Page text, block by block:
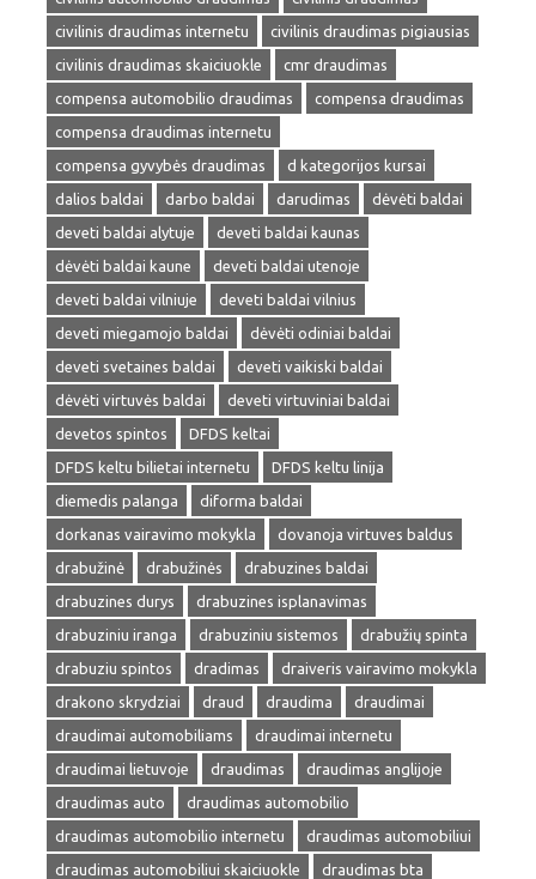
civilinis draudimas internetu
civilinis draudimas pigiausias
civilinis draudimas skaiciuokle
cmr draudimas
compensa automobilio draudimas
compensa draudimas
compensa draudimas internetu
compensa gyvybės draudimas
d kategorijos kursai
dalios baldai
darbo baldai darudimas
dėvėti baldai
deveti baldai alytuje
deveti baldai kaunas
dėvėti baldai kaune
deveti baldai utenoje
deveti baldai vilniuje
deveti baldai vilnius
deveti miegamojo baldai
dėvėti odiniai baldai
deveti svetaines baldai
deveti vaikiski baldai
dėvėti virtuvės baldai
deveti virtuviniai baldai
devetos spintos
DFDS keltai
DFDS keltu bilietai internetu
DFDS keltu linija
diemedis palanga
diforma baldai
dorkanas vairavimo mokykla
dovanoja virtuves baldus
drabužinė
drabužinės
drabuzines baldai
drabuzines durys
drabuzines isplanavimas
drabuziniu iranga
drabuziniu sistemos
drabužių spinta
drabuziu spintos
dradimas
draiveris vairavimo mokykla
drakono skrydziai
draud draudima
draudimai
draudimai automobiliams
draudimai internetu
draudimai lietuvoje
draudimas
draudimas anglijoje
draudimas auto
draudimas automobilio
draudimas automobilio internetu
draudimas automobiliui
draudimas automobiliui skaiciuokle
draudimas bta